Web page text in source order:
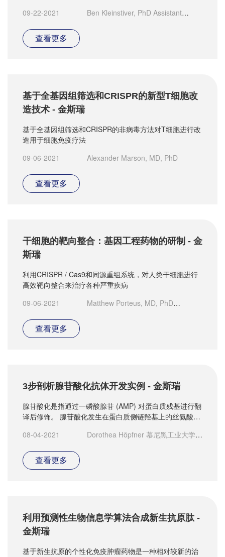
09-22-2021
Ben Kleinstiver, PhD Assistant
Harvard Medical School
查看更多
基于全基因组筛选和CRISPR的新型T细胞改
造技术 - 金斯瑞
基于全基因组筛选和CRISPR的非病毒方法对T细胞进行改
造用于细胞免疫疗法
09-06-2021
Alexander Marson, MD, PhD
查看更多
干细胞的靶向整合：基因工程药物的研制 - 金
斯瑞
利用CRISPR / Cas9和同源重组系统，对人类干细胞进行
高效靶向整合来治疗各种严重疾病
09-06-2021
Matthew Porteus, MD, PhD
Medicine
查看更多
3步剖析腺苷酸化抗体开发实例 - 金斯瑞
腺苷酸化是指通过一磷酸腺苷 (AMP) 对蛋白质残基进行翻
译后修饰。 腺苷酸化发生在蛋白质侧链羟基上的丝氨酸、
酶 FICD 参与催化 AMP 从 ATP 转移到靶蛋白。 腺苷酸化
08-04-2021
Dorothea Höpfner 慕尼黑工业大学化
查看更多
利用预测性生物信息学算法合成新生抗原肽 -
金斯瑞
基于新生抗原的个性化免疫肿瘤药物是一种相对较新的治